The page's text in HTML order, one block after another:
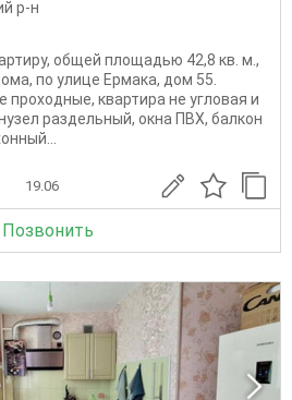
р-н
общей площадью 42,8 кв. м.,
по улице Ермака, дом 55.
квартира не угловая и
раздельный, окна ПВХ, балкон
19.06
Позвонить